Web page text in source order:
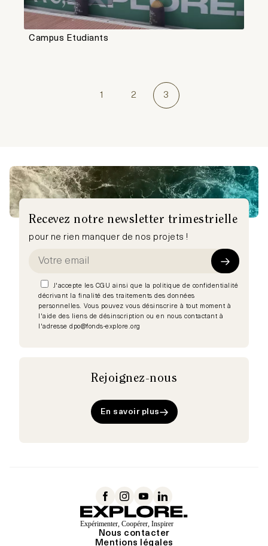
Campus Etudiants
1 2 3
Recevez notre newsletter trimestrielle
pour ne rien manquer de nos projets !
J'accepte les CGU ainsi que la politique de confidentialité
décrivant la finalité des traitements des données
personnelles. Vous pouvez vous désinscrire à tout moment à
l'aide des liens de désinscription ou en nous contactant à
l'adresse dpo@fonds-explore.org
Rejoignez-nous
En savoir plus
Navigation
secondaire
Nous contacter
Mentions légales